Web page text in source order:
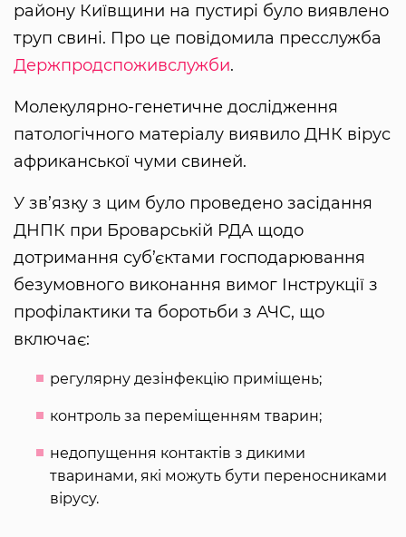
району Київщини на пустирі було виявлено
труп свині. Про це повідомила пресслужба
Держпродспоживслужби.
Молекулярно-генетичне дослідження
патологічного матеріалу виявило ДНК вірус
африканської чуми свиней.
У зв’язку з цим було проведено засідання
ДНПК при Броварській РДА щодо
дотримання суб’єктами господарювання
безумовного виконання вимог Інструкції з
профілактики та боротьби з АЧС, що
включає:
регулярну дезінфекцію приміщень;
контроль за переміщенням тварин;
недопущення контактів з дикими
тваринами, які можуть бути переносниками
вірусу.